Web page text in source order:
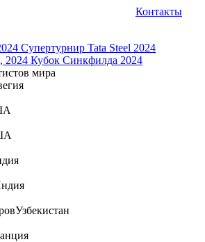
Контакты
Супертурнир Tata Steel 2024
2024 Кубок Синкфилда 2024
мира
Узбекистан